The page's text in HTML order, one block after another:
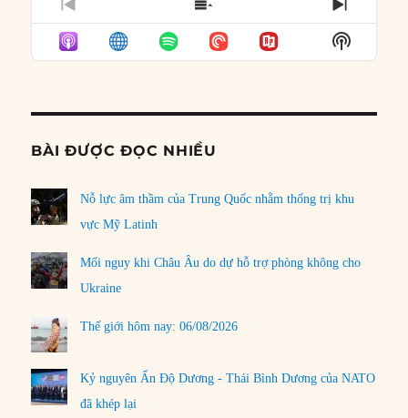
PREVIOUS
EPISODE
SHOW
EPISODES
LIST
NEXT
Show
Podcast
BÀI ĐƯỢC ĐỌC NHIỀU
Nỗ lực âm thầm của Trung Quốc nhằm thống trị khu
vực Mỹ Latinh
Mối nguy khi Châu Âu do dự hỗ trợ phòng không cho
Ukraine
Thế giới hôm nay: 06/08/2026
Kỷ nguyên Ấn Độ Dương - Thái Bình Dương của NATO
đã khép lại